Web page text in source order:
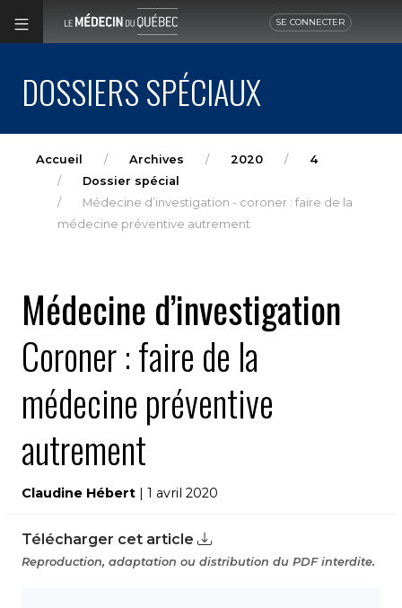
SE CONNECTER
DOSSIERS SPÉCIAUX
Accueil Archives 2020
4
Dossier spécial
Médecine d’investigation - coroner : faire de la
médecine préventive autrement
Médecine d’investigation
Coroner : faire de la
médecine préventive
autrement
Claudine Hébert | 1 avril 2020
Télécharger cet article
Reproduction, adaptation ou distribution du PDF interdite.